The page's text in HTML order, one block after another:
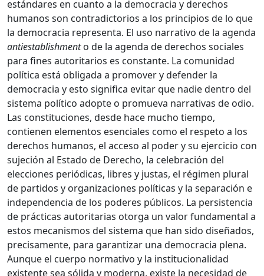
estándares en cuanto a la democracia y derechos
humanos son contradictorios a los principios de lo que
la democracia representa. El uso narrativo de la agenda
antiestablishmento de la agenda de derechos sociales
para fines autoritarios es constante. La comunidad
política está obligada a promover y defender la
democracia y esto significa evitar que nadie dentro del
sistema político adopte o promueva narrativas de odio.
Las constituciones, desde hace mucho tiempo,
contienen elementos esenciales como el respeto a los
derechos humanos, el acceso al poder y su ejercicio con
sujeción al Estado de Derecho, la celebración del
elecciones periódicas, libres y justas, el régimen plural
de partidos y organizaciones políticas y la separación e
independencia de los poderes públicos. La persistencia
de prácticas autoritarias otorga un valor fundamental a
estos mecanismos del sistema que han sido diseñados,
precisamente, para garantizar una democracia plena.
Aunque el cuerpo normativo y la institucionalidad
existente sea sólida y moderna, existe la necesidad de